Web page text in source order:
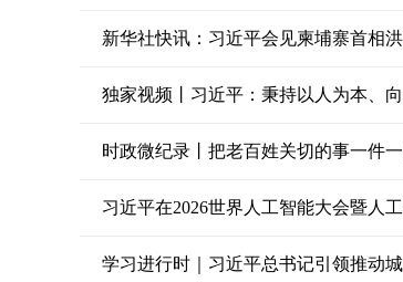
新华社快讯：习近平会见柬埔寨首相
时政微纪录丨把老百姓关切的事一
习近平在2026世界人工智能大会暨人
学习进行时｜习近平总书记引领推动